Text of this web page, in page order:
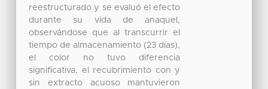
reestructurado y se evaluó el efecto
durante su vida de anaquel,
observándose que al transcurrir el
tiempo de almacenamiento (23 días),
el color no tuvo diferencia
significativa, el recubrimiento con y
sin extracto acuoso mantuvieron